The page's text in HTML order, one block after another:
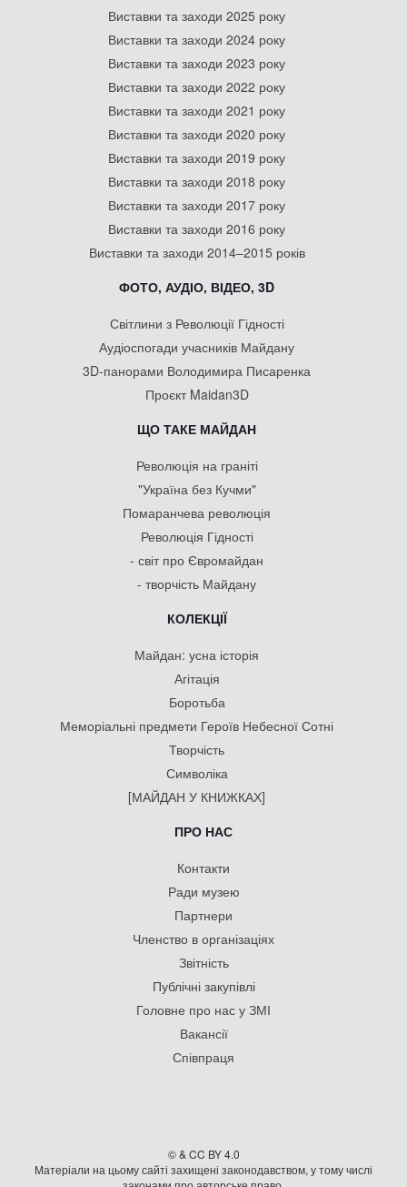
Виставки та заходи 2025 року
Виставки та заходи 2024 року
Виставки та заходи 2023 року
Виставки та заходи 2022 року
Виставки та заходи 2021 року
Виставки та заходи 2020 року
Виставки та заходи 2019 року
Виставки та заходи 2018 року
Виставки та заходи 2017 року
Виставки та заходи 2016 року
Виставки та заходи 2014–2015 років
ФОТО, АУДІО, ВІДЕО, 3D
Світлини з Революції Гідності
Аудіоспогади учасників Майдану
3D-панорами Володимира Писаренка
Проєкт Maidan3D
ЩО ТАКЕ МАЙДАН
Революція на граніті
"Україна без Кучми"
Помаранчева революція
Революція Гідності
- світ про Євромайдан
- творчість Майдану
КОЛЕКЦІЇ
Майдан: усна історія
Агітація
Боротьба
Меморіальні предмети Героїв Небесної Сотні
Творчість
Символіка
[МАЙДАН У КНИЖКАХ]
ПРО НАС
Контакти
Ради музею
Партнери
Членство в організаціях
Звітність
Публічні закупівлі
Головне про нас у ЗМІ
Вакансії
Співпраця
© & CC BY 4.0
Матеріали на цьому сайті захищені законодавством, у тому числі